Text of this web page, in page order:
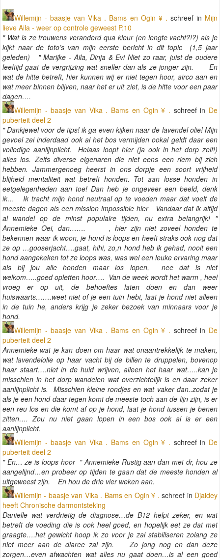
Willemijn - baasje van Vika . Bams en Ogin ¥ . schreef in Mijn
lieve Aila - weer op controle geweest P.10
" Wat is ze trouwens veranderd qua kleur (en lengte vacht?!?) als je
kijkt naar de foto’s van mijn eerste bericht in dit topic (1,5 jaar
geleden) " Marijke - Aila, Dinja & Evi Niet zo raar, juist de oudere
leeftijd gaat de vergrijzing wat sneller dan als ze jonger zijn. En
wat de hitte betreft, hier kunnen wij er niet tegen hoor, airco aan en
wat meer binnen blijven, naar het er uit ziet, is de hitte voor een paar
dagen….
Willemijn - baasje van Vika . Bams en Ogin ¥ . schreef in De
puberteit deel 2
" Dankjewel voor de tips! ik ga even kijken naar de lavendel olie! Mijn
gevoel zei inderdaad ook al het bos vermijden ookal geldt daar een
volledige aanlijnplicht. Helaas loopt hier (ja ook in het dorp zelf!)
alles los. Zelfs diverse eigenaren die niet eens een riem bij zich
hebben. Jammergenoeg heerst in ons dorpje een soort vrijheid
blijheid mentaliteit wat betreft honden. Tot aan losse honden in
eetgelegenheden aan toe! Dan heb je ongeveer een beeld, denk
ik… Ik tracht mijn hond neutraal op te voeden maar dat voelt de
meeste dagen als een mission impossible hier Vandaar dat ik altijd
al wandel op de minst populaire tijden, nu extra belangrijk! "
Annemieke Oei, dan……. , hier zijn niet zoveel honden te
bekennen waar ik woon, je hond is loops en heeft straks ook nog dat
ze op …gooserjacht….gaat, hihi, zo,n hond heb ik gehad, nooit een
hond aangekeken tot ze loops was, was wel een leuke ervaring maar
als bij jou alle honden maar los lopen, nee dat is niet
welkom…..goed opletten hoor…. Van de week wordt het warm , heel
vroeg er op uit, de behoeftes laten doen en dan weer
huiswaarts…….weet niet of je een tuin hebt, laat je hond niet alleen
in de tuin he, anders krijg je zeker bezoek van minnaars voor je
hond.
Willemijn - baasje van Vika . Bams en Ogin ¥ . schreef in De
puberteit deel 2
Annemieke wat je kan doen om haar wat onaantrekkelijk te maken,
wat lavendelolie op haar vacht bij de billen te druppelen, bovenop
haar staart….niet in de huid wrijven, alleen het haar wat…..kan je
misschien in het dorp wandelen wat overzichtelijk is en daar zeker
aanlijnplicht is. Misschien kleine rondjes en wat vaker dan..zodat je
als je een hond daar tegen komt de meeste toch aan de lijn zijn, is er
een reu los en die komt af op je hond, laat je hond tussen je benen
zitten…. Zou nu niet gaan lopen in een bos ook al is er een
aanlijnplicht.
Willemijn - baasje van Vika . Bams en Ogin ¥ . schreef in De
puberteit deel 2
" En… ze is loops hoor " Annemieke Rustig aan dan met dr, hou ze
aangelijnd…en probeer op tijden te gaan dat de meeste honden al
uitgeweest zijn. En hou de drie vier weken aan.
Willemijn - baasje van Vika . Bams en Ogin ¥ . schreef in Djaidey
heeft Chronische darmontsteking
Danielle wat verdrietig de diagnose…de B12 helpt zeker, en wat
betreft de voeding die is ook heel goed, en hopelijk eet ze dat met
graagte….het gewicht hoop ik zo voor je zal stabiliseren zolang ze
niet meer aan de diaree zal zijn. Zo jong nog en dan deze
zorgen…even afwachten wat alles nu gaat doen…is al een goed